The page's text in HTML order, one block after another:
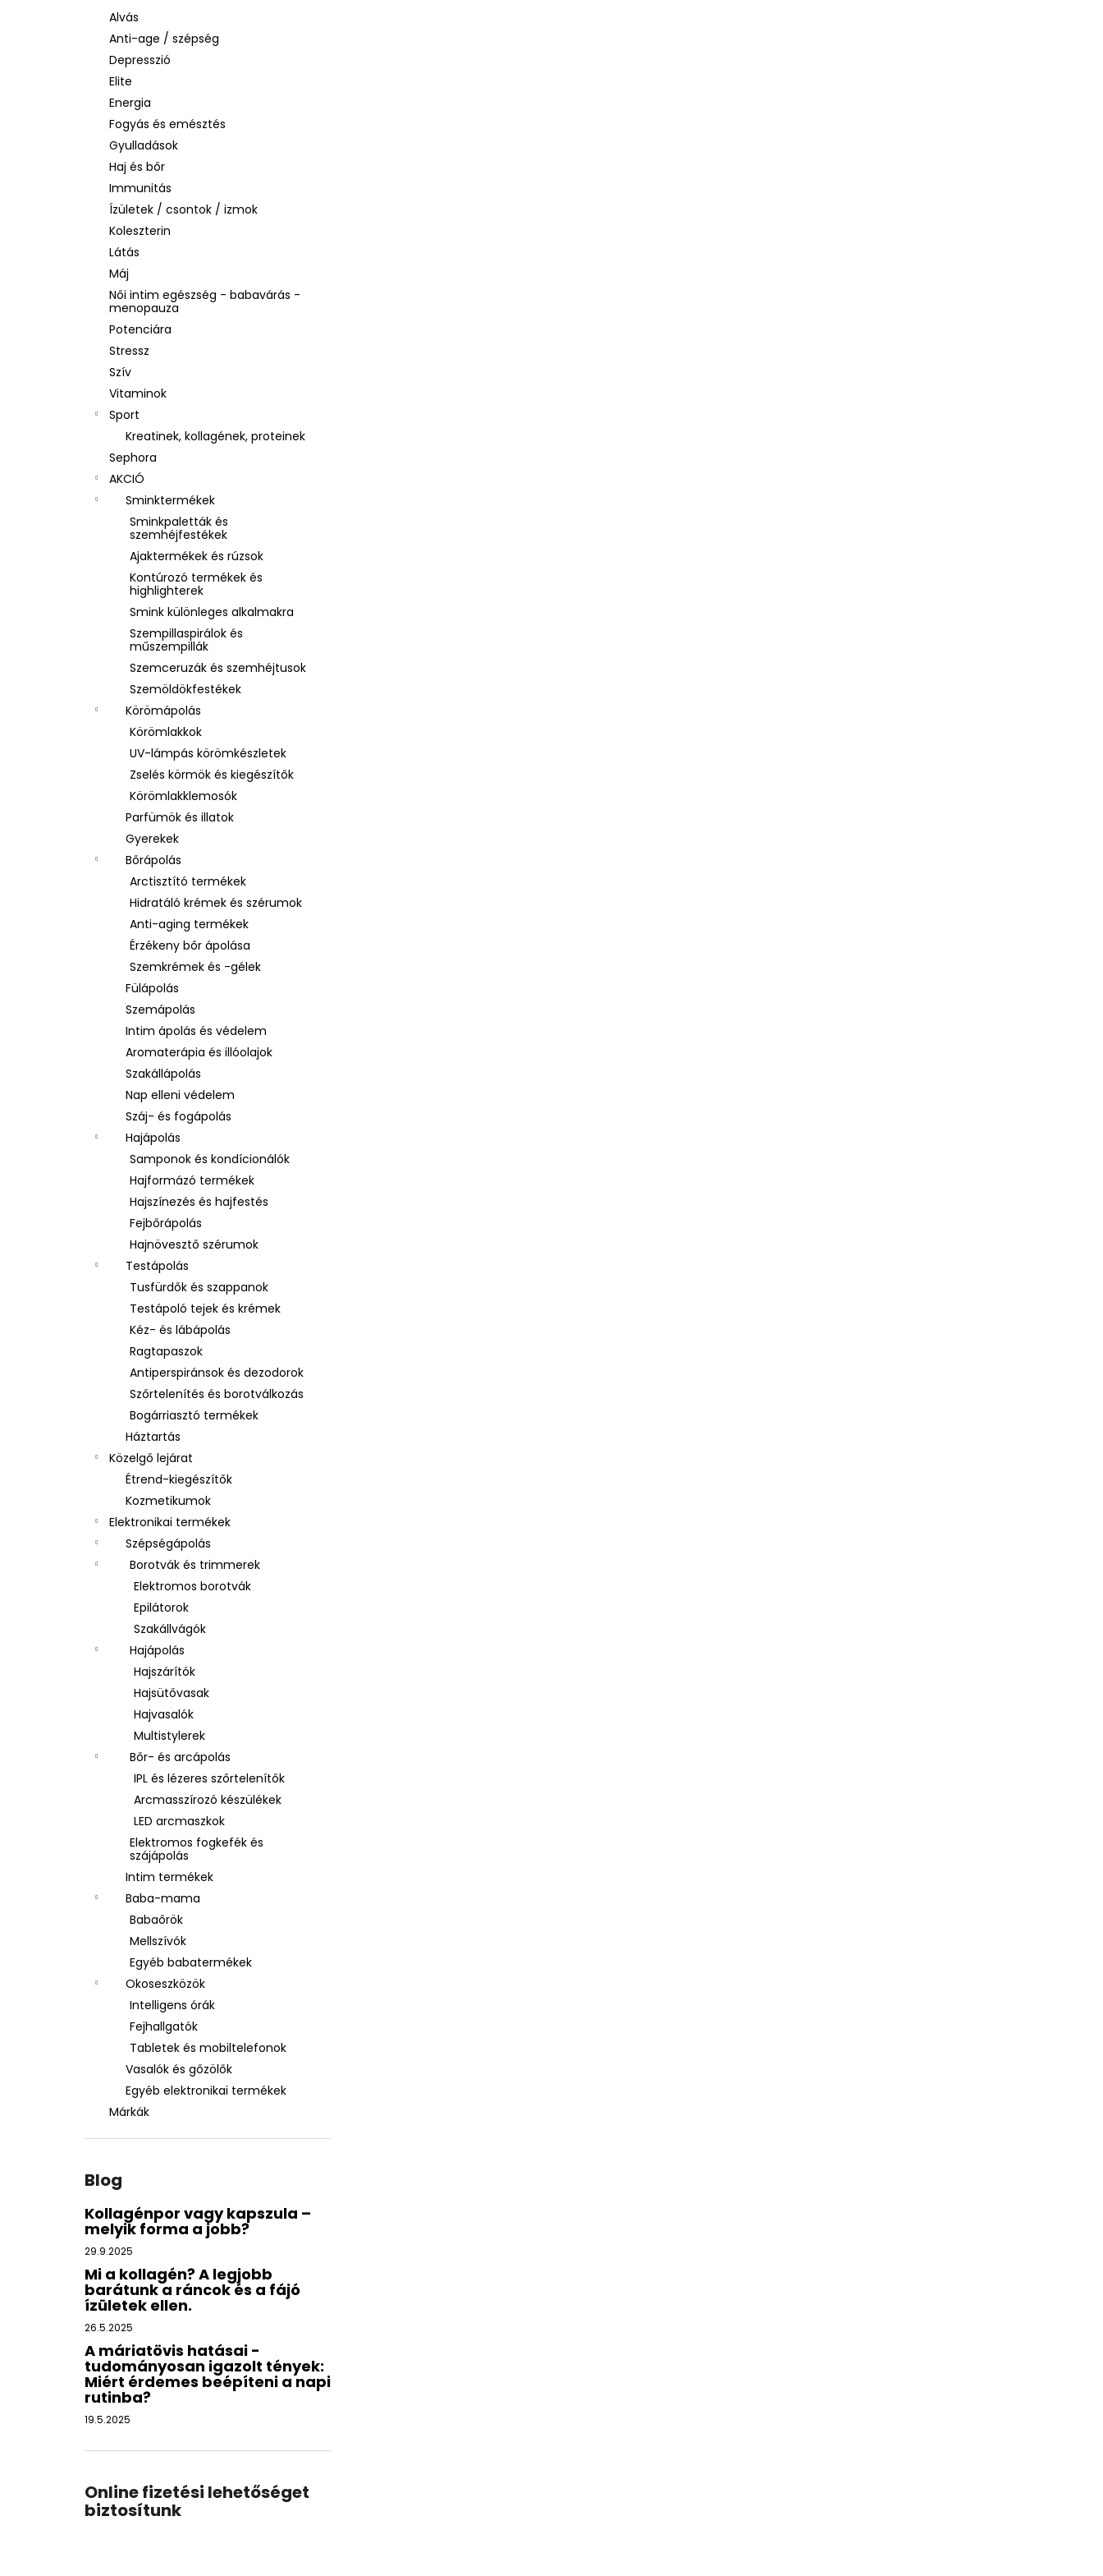
Alvás
Anti-age / szépség
Depresszió
Elite
Energia
Fogyás és emésztés
Gyulladások
Haj és bőr
Immunitás
Ízületek / csontok / izmok
Koleszterin
Látás
Máj
Női intim egészség - babavárás -
menopauza
Potenciára
Stressz
Szív
Vitaminok
Sport
Kreatinek, kollagének, proteinek
Sephora
AKCIÓ
Sminktermékek
Sminkpaletták és
szemhéjfestékek
Ajaktermékek és rúzsok
Kontúrozó termékek és
highlighterek
Smink különleges alkalmakra
Szempillaspirálok és
műszempillák
Szemceruzák és szemhéjtusok
Szemöldökfestékek
Körömápolás
Körömlakkok
UV-lámpás körömkészletek
Zselés körmök és kiegészítők
Körömlakklemosók
Parfümök és illatok
Gyerekek
Bőrápolás
Arctisztító termékek
Hidratáló krémek és szérumok
Anti-aging termékek
Érzékeny bőr ápolása
Szemkrémek és -gélek
Fülápolás
Szemápolás
Intim ápolás és védelem
Aromaterápia és illóolajok
Szakállápolás
Nap elleni védelem
Száj- és fogápolás
Hajápolás
Samponok és kondícionálók
Hajformázó termékek
Hajszínezés és hajfestés
Fejbőrápolás
Hajnövesztő szérumok
Testápolás
Tusfürdők és szappanok
Testápoló tejek és krémek
Kéz- és lábápolás
Ragtapaszok
Antiperspiránsok és dezodorok
Szőrtelenítés és borotválkozás
Bogárriasztó termékek
Háztartás
Közelgő lejárat
Étrend-kiegészítők
Kozmetikumok
Elektronikai termékek
Szépségápolás
Borotvák és trimmerek
Elektromos borotvák
Epilátorok
Szakállvágók
Hajápolás
Hajszárítók
Hajsütővasak
Hajvasalók
Multistylerek
Bőr- és arcápolás
IPL és lézeres szőrtelenítők
Arcmasszírozó készülékek
LED arcmaszkok
Elektromos fogkefék és
szájápolás
Intim termékek
Baba-mama
Babaőrök
Mellszívók
Egyéb babatermékek
Okoseszközök
Intelligens órák
Fejhallgatók
Tabletek és mobiltelefonok
Vasalók és gőzölők
Egyéb elektronikai termékek
Márkák
Blog
Kollagénpor vagy kapszula –
melyik forma a jobb?
29.9.2025
Mi a kollagén? A legjobb
barátunk a ráncok és a fájó
ízületek ellen.
26.5.2025
A máriatövis hatásai -
tudományosan igazolt tények:
Miért érdemes beépíteni a napi
rutinba?
19.5.2025
Online fizetési lehetőséget
biztosítunk
BIODERMA PHOTODERM AQUAFLUID
INVISIBLE SPF 50+ – LÁTHATATLAN
ARCVÉDŐ KRÉM, 40 ML
2 480 Ft
Korábbi: 6 870 Ft